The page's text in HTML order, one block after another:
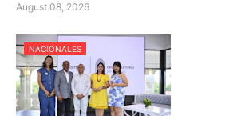
August 08, 2026
NACIONALES